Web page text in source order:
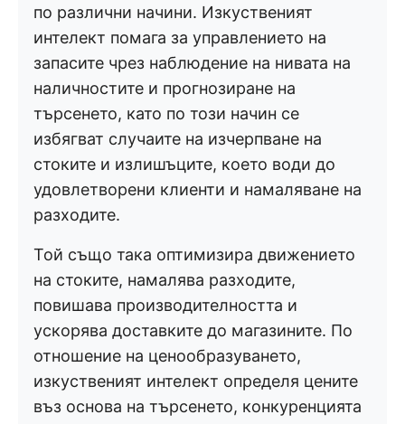
по различни начини. Изкуственият
интелект помага за управлението на
запасите чрез наблюдение на нивата на
наличностите и прогнозиране на
търсенето, като по този начин се
избягват случаите на изчерпване на
стоките и излишъците, което води до
удовлетворени клиенти и намаляване на
разходите.
Той също така оптимизира движението
на стоките, намалява разходите,
повишава производителността и
ускорява доставките до магазините. По
отношение на ценообразуването,
изкуственият интелект определя цените
въз основа на търсенето, конкуренцията